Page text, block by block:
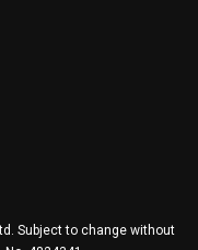
Subject to change without